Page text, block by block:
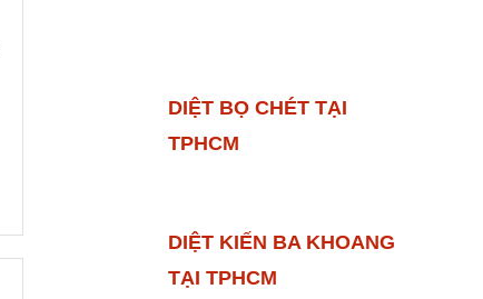
DIỆT BỌ CHÉT TẠI
TPHCM
DIỆT KIẾN BA KHOANG
TẠI TPHCM